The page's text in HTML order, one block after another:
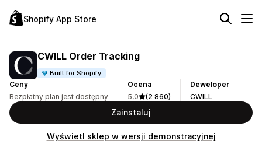
Shopify App Store
CWILL Order Tracking
Built for Shopify
Ceny
Bezpłatny plan jest dostępny
Ocena
5,0
(2 860)
Deweloper
CWILL
Zainstaluj
Wyświetl sklep w wersji demonstracyjnej